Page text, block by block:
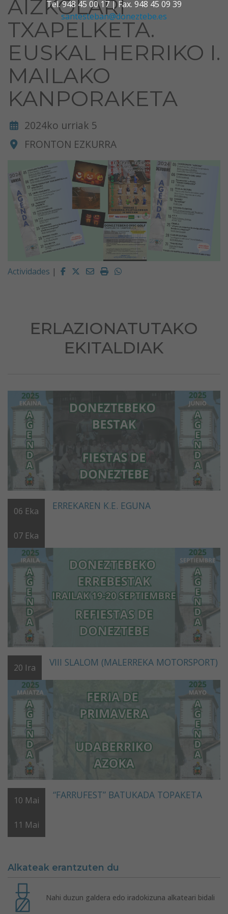
Tel. 948 45 00 17 | Fax. 948 45 09 39
santesteban@doneztebe.es
AIZKOLARI
TXAPELKETA.
EUSKAL HERRIKO I.
MAILAKO
KANPORAKETA
2024ko urriak 5
FRONTON EZKURRA
Actividades | Facebook
Twitter
EmailImprimirWhatsapp
ERLAZIONATUTAKO
EKITALDIAK
06 Eka
07 Eka
ERREKAREN K.E. EGUNA
20 Ira VIII SLALOM (MALERREKA MOTORSPORT)
10 Mai
11 Mai
“FARRUFEST” BATUKADA TOPAKETA
Alkateak erantzuten du
Nahi duzun galdera edo iradokizuna alkateari bidali